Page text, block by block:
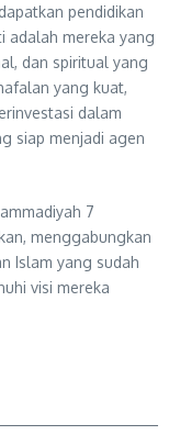
pendidikan
adalah mereka yang
dan spiritual yang
yang kuat,
dalam
siap menjadi agen
7
menggabungkan
Islam yang sudah
visi mereka